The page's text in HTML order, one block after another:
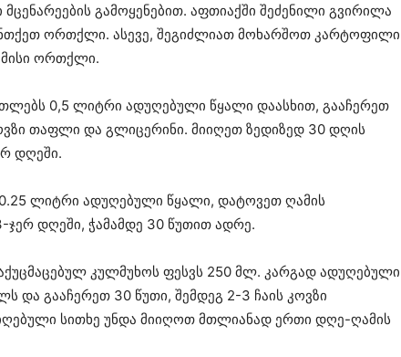
გამოყენებით. აფთიაქში შეძენილი გვირილა
ორთქლი. ასევე, შეგიძლიათ მოხარშოთ კარტოფილი
მისი ორთქლი.
0,5 ლიტრი ადუღებული წყალი დაასხით, გააჩერეთ
თაფლი და გლიცერინი. მიიღეთ ზედიზედ 30 დღის
დღეში.
ლიტრი ადუღებული წყალი, დატოვეთ ღამის
დღეში, ჭამამდე 30 წუთით ადრე.
კულმუხოს ფესვს 250 მლ. კარგად ადუღებული
და გააჩერეთ 30 წუთი, შემდეგ 2-3 ჩაის კოვზი
სითხე უნდა მიიღოთ მთლიანად ერთი დღე-ღამის